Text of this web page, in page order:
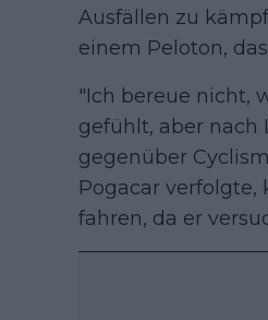
Ausfällen zu
einem Peloton,
"Ich bereue nicht,
gefühlt, aber nach
gegenüber
Pogacar verfolgte,
fahren, da er